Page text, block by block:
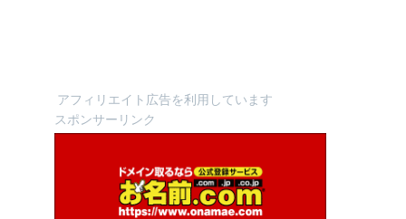
アフィリエイト広告を利用しています
スポンサーリンク